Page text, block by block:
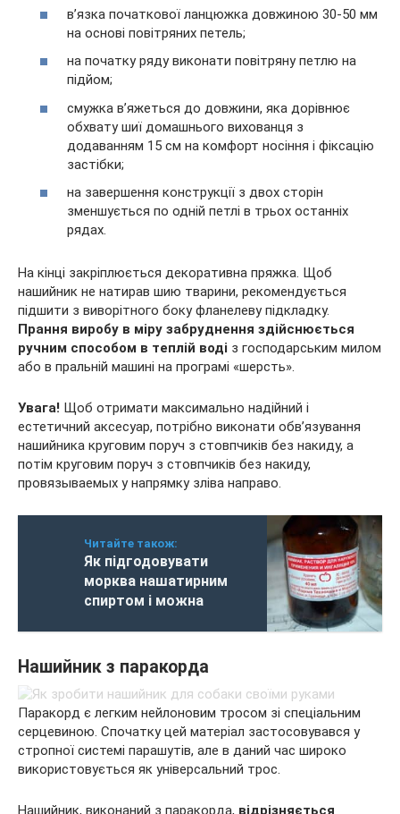
в’язка початкової ланцюжка довжиною 30-50 мм
на основі повітряних петель;
на початку ряду виконати повітряну петлю на
підйом;
смужка в’яжеться до довжини, яка дорівнює
обхвату шиї домашнього вихованця з
додаванням 15 см на комфорт носіння і фіксацію
застібки;
на завершення конструкції з двох сторін
зменшується по одній петлі в трьох останніх
рядах.
На кінці закріплюється декоративна пряжка. Щоб
нашийник не натирав шию тварини, рекомендується
підшити з виворітного боку фланелеву підкладку.
Прання виробу в міру забруднення здійснюється
ручним способом в теплій воді з господарським милом
або в пральній машині на програмі «шерсть».
Увага! Щоб отримати максимально надійний і
естетичний аксесуар, потрібно виконати обв’язування
нашийника круговим поруч з стовпчиків без накиду, а
потім круговим поруч з стовпчиків без накиду,
провязываемых у напрямку зліва направо.
Читайте також:
Як підгодовувати
морква нашатирним
спиртом і можна
Нашийник з паракорда
Паракорд є легким нейлоновим тросом зі спеціальним
серцевиною. Спочатку цей матеріал застосовувався у
стропної системі парашутів, але в даний час широко
використовується як універсальний трос.
Нашийник, виконаний з паракорда, відрізняється